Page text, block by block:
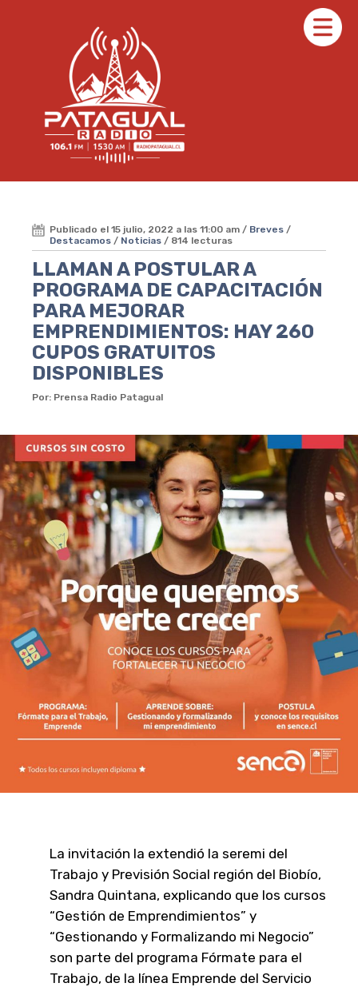
Publicado el 15 julio, 2022 a las 11:00 am / Breves /
Destacamos / Noticias / 814 lecturas
LLAMAN A POSTULAR A
PROGRAMA DE CAPACITACIÓN
PARA MEJORAR
EMPRENDIMIENTOS: HAY 260
CUPOS GRATUITOS
DISPONIBLES
Por: Prensa Radio Patagual
La invitación la extendió la seremi del
Trabajo y Previsión Social región del Biobío,
Sandra Quintana, explicando que los cursos
“Gestión de Emprendimientos” y
“Gestionando y Formalizando mi Negocio”
son parte del programa Fórmate para el
Trabajo, de la línea Emprende del Servicio